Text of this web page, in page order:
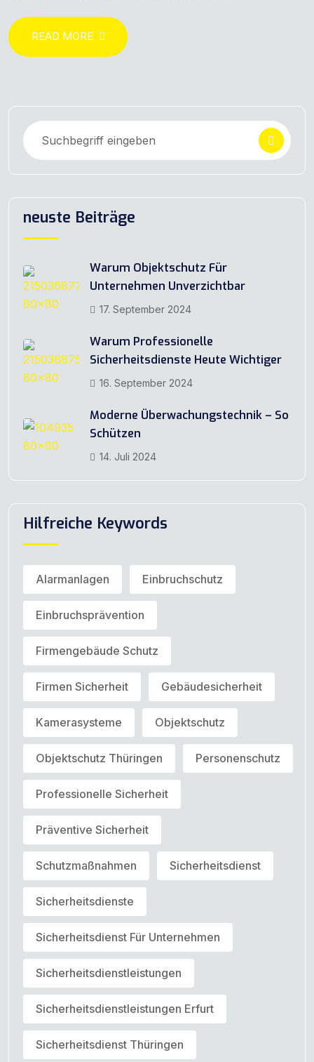
READ MORE
neuste Beiträge
Warum Objektschutz Für
Unternehmen Unverzichtbar
17. September 2024
Warum Professionelle
Sicherheitsdienste Heute Wichtiger
16. September 2024
Moderne Überwachungstechnik – So
Schützen
14. Juli 2024
Hilfreiche Keywords
Alarmanlagen Einbruchschutz
Einbruchsprävention
Firmengebäude Schutz
Firmen Sicherheit Gebäudesicherheit
Kamerasysteme Objektschutz
Objektschutz Thüringen Personenschutz
Professionelle Sicherheit
Präventive Sicherheit
Schutzmaßnahmen Sicherheitsdienst
Sicherheitsdienste
Sicherheitsdienst Für Unternehmen
Sicherheitsdienstleistungen
Sicherheitsdienstleistungen Erfurt
Sicherheitsdienst Thüringen